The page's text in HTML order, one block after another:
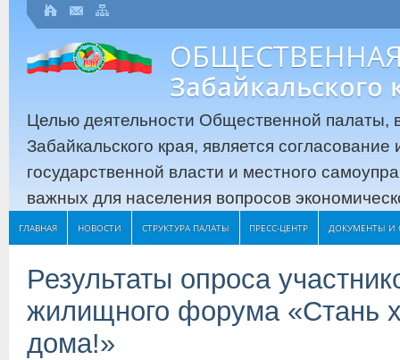
Забайкальского
Целью деятельности Общественной палаты,
Забайкальского края, является
государственной власти и местного
важных для населения вопросов
ГЛАВНАЯ НОВОСТИ СТРУКТУРА ПАЛАТЫ ПРЕСС-ЦЕНТР ДОКУМЕНТЫ И
Результаты опроса
жилищного форума «Стань
дома!»